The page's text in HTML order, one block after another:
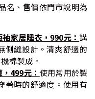
名、售價依門市說明為
家居睡衣，990元： 講
側縫設計。清爽舒適的
棉製成。
499元：使用常用於製
著時的舒適度。使用有